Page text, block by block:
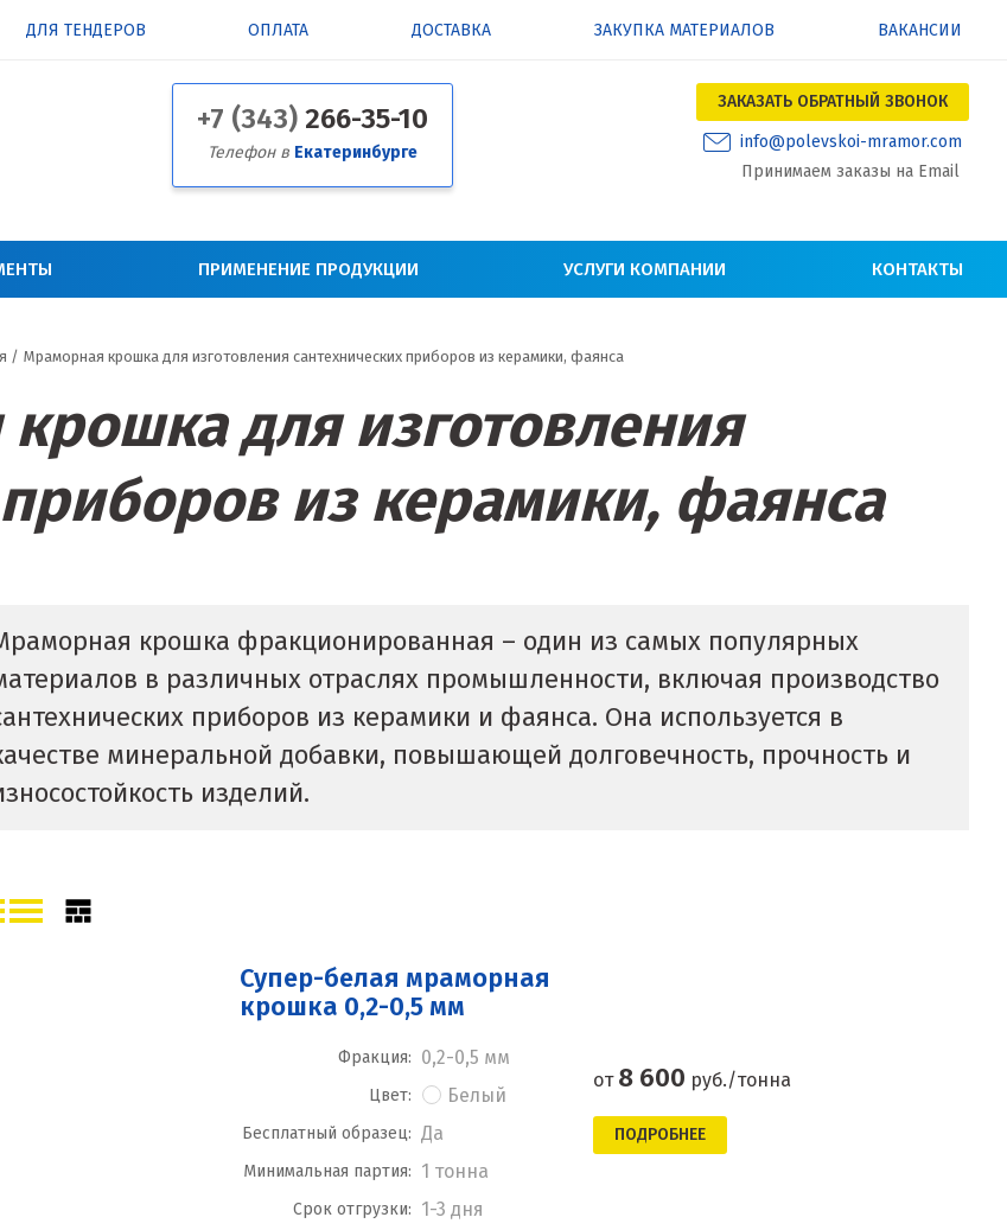
ДЛЯ ТЕНДЕРОВ ОПЛАТА ДОСТАВКА ЗАКУПКА МАТЕРИАЛОВ ВАКАНСИИ
+7 (343) 266-35-10
Телефон в Екатеринбурге
ЗАКАЗАТЬ ОБРАТНЫЙ ЗВОНОК
info@polevskoi-mramor.com
Принимаем заказы на Email
ПРИМЕНЕНИЕ ПРОДУКЦИИ УСЛУГИ КОМПАНИИ КОНТАКТЫ
/ Мраморная крошка для изготовления сантехнических приборов из керамики, фаянса
для изготовления
из керамики, фаянса
крошка фракционированная – один из самых популярных
в различных отраслях промышленности, включая производство
приборов из керамики и фаянса. Она используется в
минеральной добавки, повышающей долговечность, прочность и
изделий.
Супер-белая мраморная
крошка 0,2-0,5 мм
Фракция: 0,2-0,5 мм
Цвет: Белый
Бесплатный образец: Да
Минимальная партия: 1 тонна
Срок отгрузки: 1-3 дня
от 8 600 руб./тонна
ПОДРОБНЕЕ